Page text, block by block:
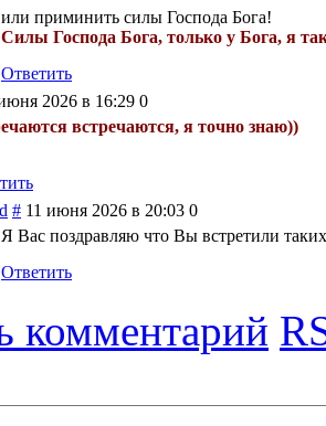
или приминить силы Господа Бога!
Силы Господа Бога, только у Бога, я
Ответить
2026 в 16:29 0
встречаются, я точно знаю))
# 11 июня 2026 в 20:03 0
Я Вас поздравляю что Вы встретили
Ответить
комментарий